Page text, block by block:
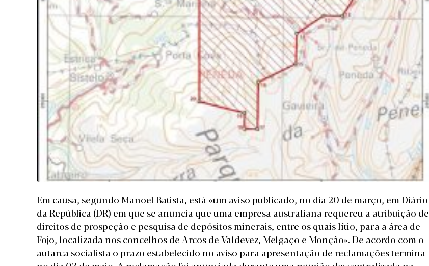
Em causa, segundo Manoel Batista, está «um aviso publicado, no dia 20 de março, em Diário
da República (DR) em que se anuncia que uma empresa australiana requereu a atribuição de
direitos de prospeção e pesquisa de depósitos minerais, entre os quais lítio, para a área de
Fojo, localizada nos concelhos de Arcos de Valdevez, Melgaço e Monção». De acordo com o
autarca socialista o prazo estabelecido no aviso para apresentação de reclamações termina